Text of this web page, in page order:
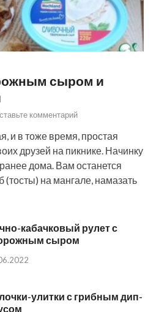
сыром и
комментарий
и в тоже время, простая
друзей на пикнике. Начинку
дома. Вам останется
(тосты) на мангале, намазать
кабачковый рулет с
сыром
улитки с грибным дип-